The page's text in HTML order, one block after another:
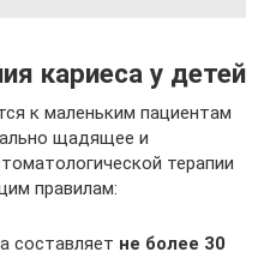
кариеса у детей
к маленьким пациентам
щадящее и
терапии
правилам:
составляет не более 30